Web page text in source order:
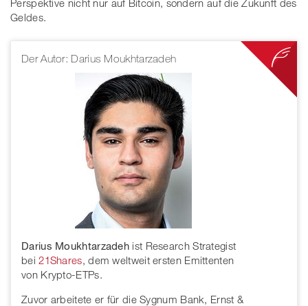
Perspektive nicht nur auf Bitcoin, sondern auf die Zukunft des
Geldes.
Der Autor: Darius Moukhtarzadeh
Darius Moukhtarzadeh ist Research Strategist
bei21Shares, dem weltweit ersten Emittenten
von Krypto-ETPs.
Zuvor arbeitete er für die Sygnum Bank, Ernst &